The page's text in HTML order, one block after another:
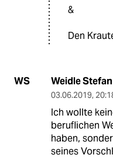
&
Den
WS Weidle Stefan
03.06.2019,
Ich wollte
beruflichen
haben,
seines